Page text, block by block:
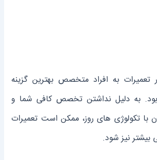
به افراد متخصص بهترین گزینه
به دلیل نداشتن تخصص کافی شما و
با تکولوژی های روز، ممکن است تعمیرات
نیز شود.